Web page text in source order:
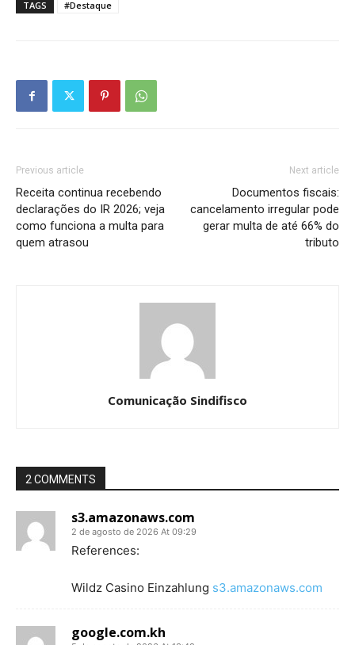
TAGS #Destaque
Previous article
Receita continua recebendo
declarações do IR 2026; veja
como funciona a multa para
quem atrasou
Next article
Documentos fiscais:
cancelamento irregular pode
gerar multa de até 66% do
tributo
Comunicação Sindifisco
2 COMMENTS
s3.amazonaws.com
2 de agosto de 2026 At 09:29
References:
Wildz Casino Einzahlung s3.amazonaws.com
google.com.kh